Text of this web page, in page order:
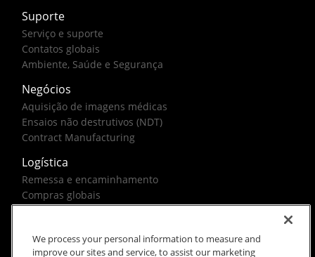
Suporte
Serviço e suporte
Contatos globais
Ambiente, Saúde e Segurança
Negócios
Aquisição de imagens médicas
Ensaios não destrutivos (NDT)
Contract Manufacturing
Logística
Remessa e encaminhamento
Compras globais
We process your personal information to measure and
improve our sites and service, to assist our marketing